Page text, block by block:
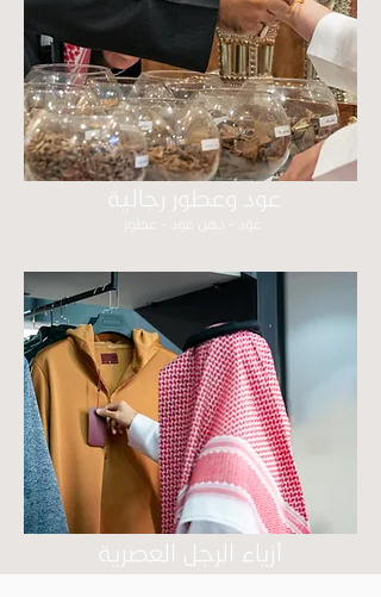
عود وعطور رجالية
أزياء الرجل العصرية
تيشرتات - بناطيل - قمصان